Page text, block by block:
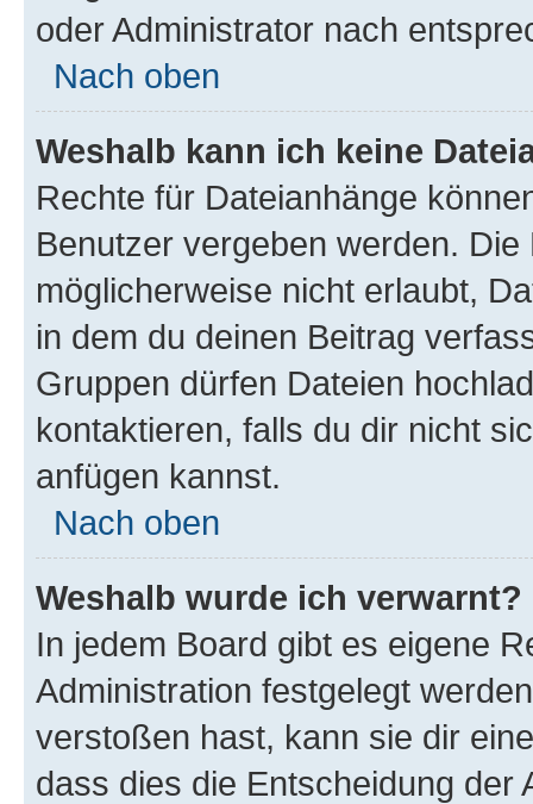
oder Administrator nach
Nach oben
Weshalb kann ich keine
Rechte für Dateianhänge
Benutzer vergeben werden.
möglicherweise nicht erlaubt,
in dem du deinen Beitrag
Gruppen dürfen Dateien
kontaktieren, falls du dir nicht
anfügen kannst.
Nach oben
Weshalb wurde ich verwarnt?
In jedem Board gibt es eigene
Administration festgelegt
verstoßen hast, kann sie dir
dass dies die Entscheidung der